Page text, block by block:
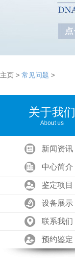
主页 > 常见问题 >
关于我们
About us
新闻资讯
中心简介
鉴定项目
设备展示
联系我们
预约鉴定